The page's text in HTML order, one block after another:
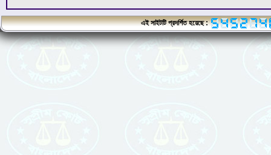
এই সাইটটি প্রদর্শিত হয়েছে :